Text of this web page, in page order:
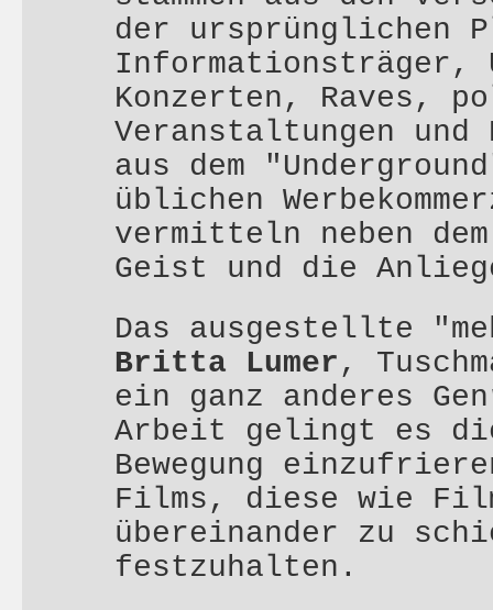
der ursprünglichen
Informationsträger,
Konzerten, Raves,
Veranstaltungen und
aus dem
üblichen
vermitteln neben
Geist und die
Das ausgestellte
Britta Lumer,
ein ganz anderes
Arbeit gelingt es
Bewegung
Films, diese wie
übereinander zu
festzuhalten.